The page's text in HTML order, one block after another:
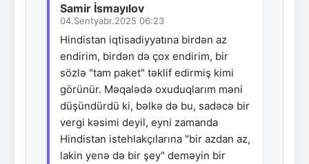
Samir İsmayılov
04.Sentyabr.2025 06:23
Hindistan iqtisadiyyatına birdən az
endirim, birdən də çox endirim, bir
sözlə "tam paket" təklif edirmiş kimi
görünür. Məqalədə oxuduqlarım məni
düşündürdü ki, bəlkə də bu, sadəcə bir
vergi kəsimi deyil, eyni zamanda
Hindistan istehlakçılarına "bir azdan az,
lakin yenə də bir şey" deməyin bir